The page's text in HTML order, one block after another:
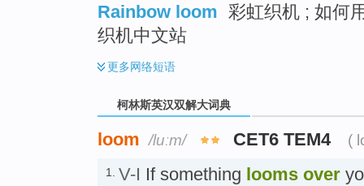
Rainbow loom 彩虹织机 ; 如何
织机中文站
更多网络短语
柯林斯英汉双解大词典
loom /luːm/ CET6 TEM4 (
1. V-I If something looms over